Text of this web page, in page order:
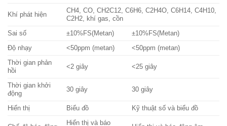
Khí phát hiện
CH4, CO, CH2C12, C6H6, C2H4O, C6H14, C4H10,
C2H2, khí gas, cồn
Sai số ±10%FS(Metan) ±10%FS(Metan)
Độ nhạy <50ppm (metan) <50ppm (metan)
Thời gian phản
hồi
<2 giây <25 giây
Thời gian khởi
động
30 giây 30 giây
Hiển thị Biểu đồ Kỹ thuật số và biểu đồ
Hiển thị và báo